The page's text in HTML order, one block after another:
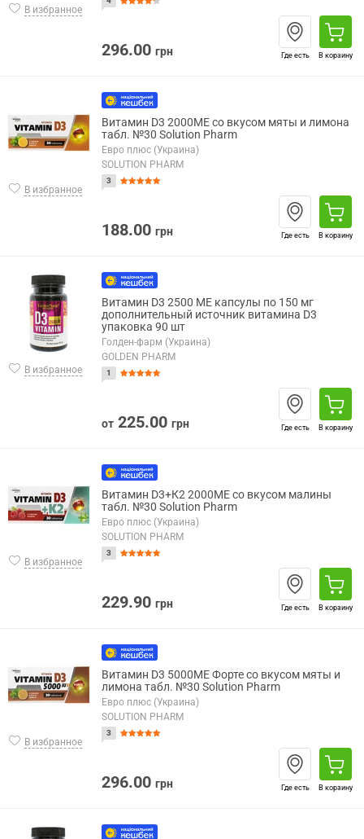
В избранное
296.00 грн Где есть В корзину
В избранное
Витамин D3 2000МE со вкусом мяты и лимона
табл. №30 Solution Pharm
Евро плюс (Украина)
SOLUTION PHARM
3
188.00 грн Где есть В корзину
В избранное
Витамин D3 2500 МЕ капсулы по 150 мг
дополнительный источник витамина D3
упаковка 90 шт
Голден-фарм (Украина)
GOLDEN PHARM
1
от 225.00 грн Где есть В корзину
В избранное
Витамин D3+К2 2000МE со вкусом малины
табл. №30 Solution Pharm
Евро плюс (Украина)
SOLUTION PHARM
3
229.90 грн Где есть В корзину
В избранное
Витамин D3 5000МЕ Форте со вкусом мяты и
лимона табл. №30 Solution Pharm
Евро плюс (Украина)
SOLUTION PHARM
3
296.00 грн Где есть В корзину